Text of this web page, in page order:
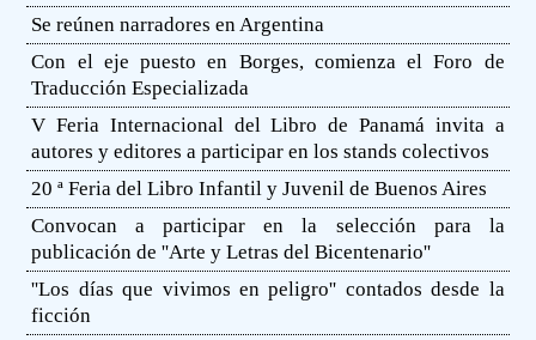
Se reúnen narradores en Argentina
Con el eje puesto en Borges, comienza el Foro de
Traducción Especializada
V Feria Internacional del Libro de Panamá invita a
autores y editores a participar en los stands colectivos
20 ª Feria del Libro Infantil y Juvenil de Buenos Aires
Convocan a participar en la selección para la
publicación de ''Arte y Letras del Bicentenario''
''Los días que vivimos en peligro'' contados desde la
ficción